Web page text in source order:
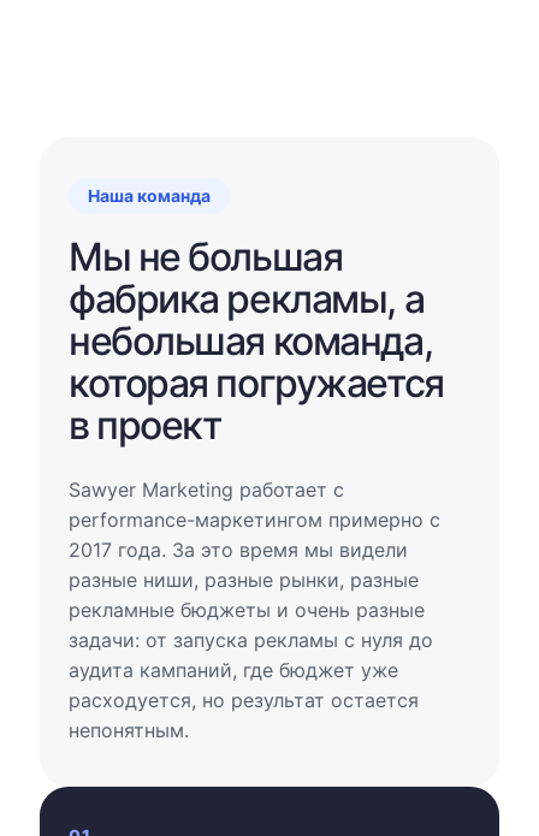
Наша команда
Мы не большая
фабрика рекламы, а
небольшая команда,
которая погружается
в проект
Sawyer Marketing работает с
performance-маркетингом примерно с
2017 года. За это время мы видели
разные ниши, разные рынки, разные
рекламные бюджеты и очень разные
задачи: от запуска рекламы с нуля до
аудита кампаний, где бюджет уже
расходуется, но результат остается
непонятным.